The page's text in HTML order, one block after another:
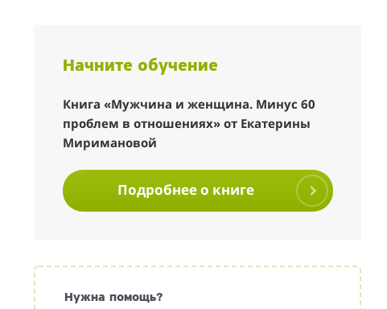
Начните обучение
Книга «Мужчина и женщина. Минус 60
проблем в отношениях» от Екатерины
Миримановой
Подробнее о книге
Нужна помощь?